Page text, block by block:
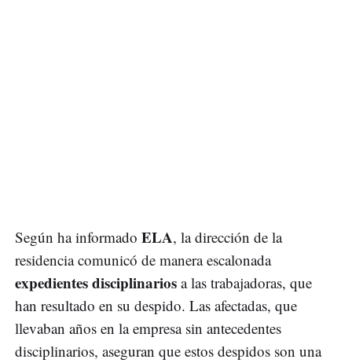
Según ha informado ELA, la dirección de la
residencia comunicó de manera escalonada
expedientes disciplinarios a las trabajadoras, que
han resultado en su despido. Las afectadas, que
llevaban años en la empresa sin antecedentes
disciplinarios, aseguran que estos despidos son una